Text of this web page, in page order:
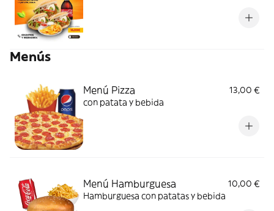
Menús
Menú Pizza
13,00 €
con patata y bebida
Menú Hamburguesa
10,00 €
Hamburguesa con patatas y bebida